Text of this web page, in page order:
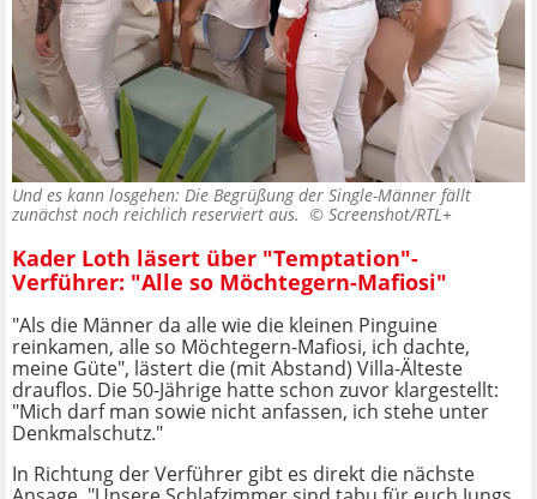
Und es kann losgehen: Die Begrüßung der Single-Männer fällt
zunächst noch reichlich reserviert aus. © Screenshot/RTL+
Kader Loth läsert über "Temptation"-
Verführer: "Alle so Möchtegern-Mafiosi"
"Als die Männer da alle wie die kleinen Pinguine
reinkamen, alle so Möchtegern-Mafiosi, ich dachte,
meine Güte", lästert die (mit Abstand) Villa-Älteste
drauflos. Die 50-Jährige hatte schon zuvor klargestellt:
"Mich darf man sowie nicht anfassen, ich stehe unter
Denkmalschutz."
In Richtung der Verführer gibt es direkt die nächste